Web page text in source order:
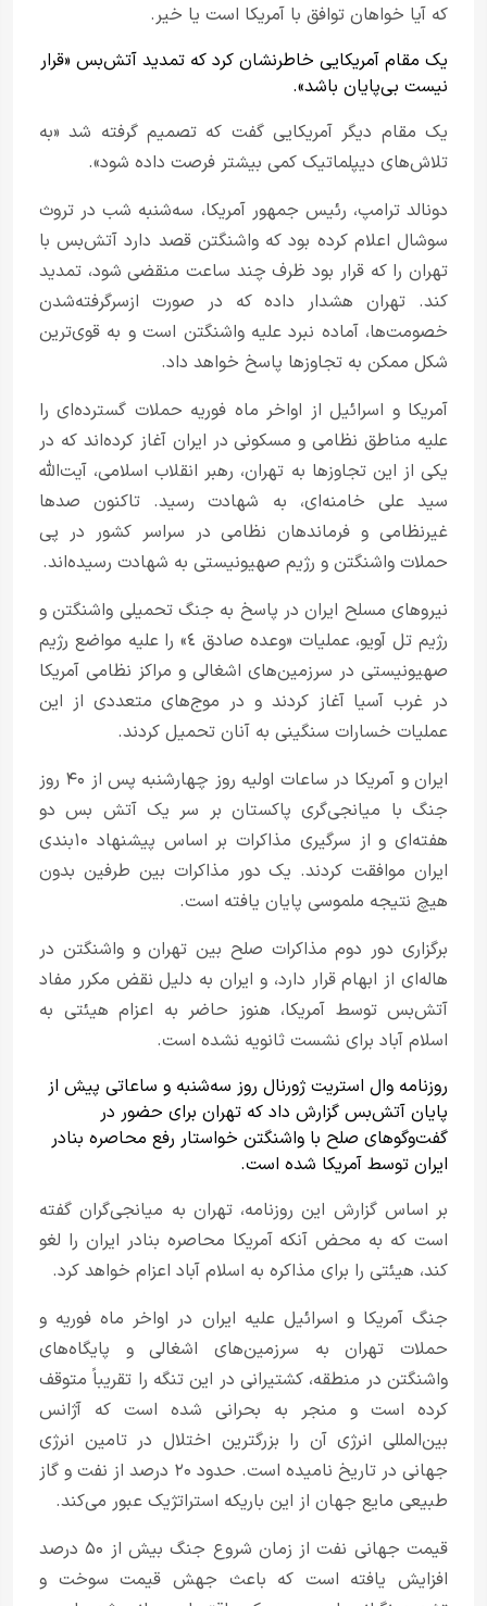
که آیا خواهان توافق با آمریکا است یا خیر.
یک مقام آمریکایی خاطرنشان کرد که تمدید آتش‌بس «قرار
نیست بی‌پایان باشد».
یک مقام دیگر آمریکایی گفت که تصمیم گرفته شد «به
تلاش‌های دیپلماتیک کمی بیشتر فرصت داده شود».
دونالد ترامپ، رئیس جمهور آمریکا، سه‌شنبه شب در تروث
سوشال اعلام کرده بود که واشنگتن قصد دارد آتش‌بس با
تهران را که قرار بود ظرف چند ساعت منقضی شود، تمدید
کند. تهران هشدار داده که در صورت ازسرگرفته‌شدن
خصومت‌ها، آماده نبرد علیه واشنگتن است و به قوی‌ترین
شکل ممکن به تجاوزها پاسخ خواهد داد.
آمریکا و اسرائیل از اواخر ماه فوریه حملات گسترده‌ای را
علیه مناطق نظامی و مسکونی در ایران آغاز کرده‌اند که در
یکی از این تجاوزها به تهران، رهبر انقلاب اسلامی، آیت‌الله
سید علی خامنه‌ای، به شهادت رسید. تاکنون صدها
غیرنظامی و فرماندهان نظامی در سراسر کشور در پی
حملات واشنگتن و رژیم صهیونیستی به شهادت رسیده‌اند.
نیروهای مسلح ایران در پاسخ به جنگ تحمیلی واشنگتن و
رژیم تل آویو، عملیات «وعده صادق ٤» را علیه مواضع رژیم
صهیونیستی در سرزمین‌های اشغالی و مراکز نظامی آمریکا
در غرب آسیا آغاز کردند و در موج‌های متعددی از این
عملیات خسارات سنگینی به آنان تحمیل کردند.
ایران و آمریکا در ساعات اولیه روز چهارشنبه پس از ۴۰ روز
جنگ با میانجی‌گری پاکستان بر سر یک آتش بس دو
هفته‌ای و از سرگیری مذاکرات بر اساس پیشنهاد ۱۰بندی
ایران موافقت کردند. یک دور مذاکرات بین طرفین بدون
هیچ نتیجه ملموسی پایان یافته است.
برگزاری دور دوم مذاکرات صلح بین تهران و واشنگتن در
هاله‌ای از ابهام قرار دارد، و ایران به دلیل نقض مکرر مفاد
آتش‌بس توسط آمریکا، هنوز حاضر به اعزام هیئتی به
اسلام آباد برای نشست ثانویه نشده است.
روزنامه وال استریت ژورنال روز سه‌شنبه و ساعاتی پیش از
پایان آتش‌بس گزارش داد که تهران برای حضور در
گفت‌وگوهای صلح با واشنگتن خواستار رفع محاصره بنادر
ایران توسط آمریکا شده است.
بر اساس گزارش این روزنامه، تهران به میانجی‌گران گفته
است که به محض آنکه آمریکا محاصره بنادر ایران را لغو
کند، هیئتی را برای مذاکره به اسلام آباد اعزام خواهد کرد.
جنگ آمریکا و اسرائیل علیه ایران در اواخر ماه فوریه و
حملات تهران به سرزمین‌های اشغالی و پایگاه‌های
واشنگتن در منطقه، کشتیرانی در این تنگه را تقریباً متوقف
کرده است و منجر به بحرانی شده است که آژانس
بین‌المللی انرژی آن را بزرگترین اختلال در تامین انرژی
جهانی در تاریخ نامیده است. حدود ۲۰ درصد از نفت و گاز
طبیعی مایع جهان از این باریکه استراتژیک عبور می‌کند.
قیمت جهانی نفت از زمان شروع جنگ بیش از ۵۰ درصد
افزایش یافته است که باعث جهش قیمت سوخت و